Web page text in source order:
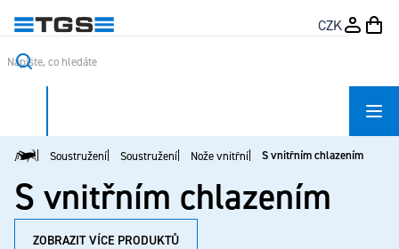
na
obsah
CZK
Domů Soustružení Soustružení Nože vnitřní S vnitřním chlazením
S vnitřním chlazením
ZOBRAZIT VÍCE PRODUKTŮ